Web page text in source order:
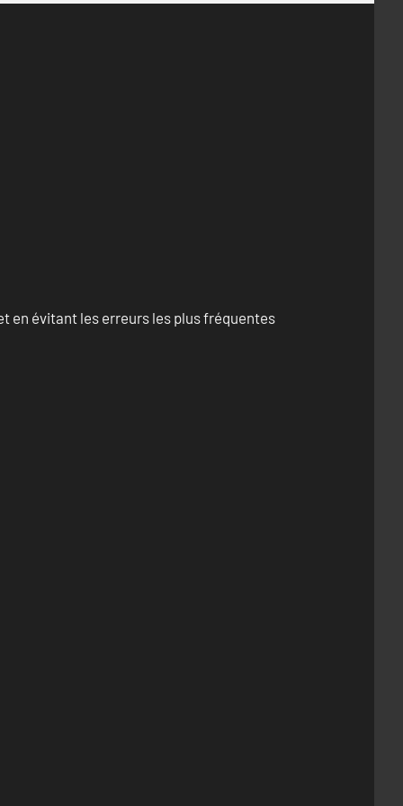
en évitant les erreurs les plus fréquentes